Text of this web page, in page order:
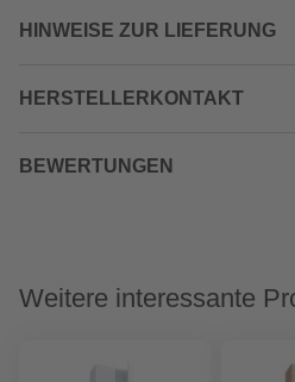
HINWEISE ZUR LIEFERUNG
HERSTELLERKONTAKT
BEWERTUNGEN
Weitere interessante